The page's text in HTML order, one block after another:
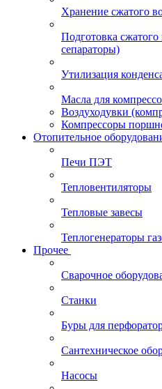
Хранение сжатого
Подготовка
сепараторы)
Утилизация
Масла для
Воздуходувки
Компрессоры
Отопительное
Печи ПЭТ
Тепловентиляторы
Тепловые завесы
Теплогенераторы
Прочее
Сварочное
Станки
Буры для
Сантехническое
Насосы